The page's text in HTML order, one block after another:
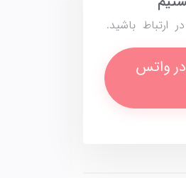
باشید.
واتس